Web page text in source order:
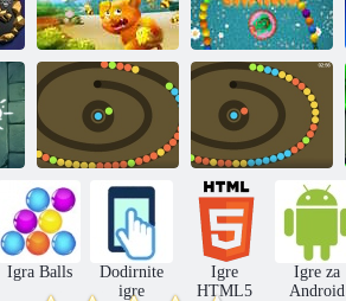
Problem s
medom
Dodatni kuglični
lanci
Zmijska lopta
Pucač na
mjehuriće
Igra Balls
Dodirnite
igre
Igre
HTML5
Igre za
Android